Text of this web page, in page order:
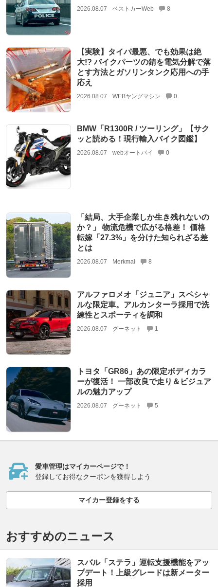
2026.08.07 ベストカーWeb 8
【実験】タイパ最悪、でも効果は絶
大!? バイクパーツの錆を電気分解で落
とす方法とガソリンタンク応用への手
応え
2026.08.07 WEBヤングマシン 0
BMW「R1300R / ツーリング」【サク
ッと読める！現行輸入バイク図鑑】
2026.08.07 webオートバイ 0
「結局、大手企業しか生き残れないの
か？」 物流危機で広がる格差！ 価格
転嫁「27.3%」を分けた知られざる差
とは
2026.08.07 Merkmal 8
アルファロメオ「ジュニア」スペシャ
ルな限定車。アルカンターラ採用で洗
練性とスポーティを調和
2026.08.07 グーネット 1
トヨタ「GR86」あの限定ボディカラ
ーが復活！ 一部改良で走り＆ビジュア
ルの魅力アップ
2026.08.07 グーネット 5
愛車管理はマイカーページで！
登録してお得なクーポンを獲得しよう
マイカー登録をする
おすすめのニュース
スバル「ステラ」運転支援機能をアッ
プデート！上級グレードは新メーター
採用